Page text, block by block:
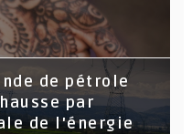
de pétrole
par
de l'énergie